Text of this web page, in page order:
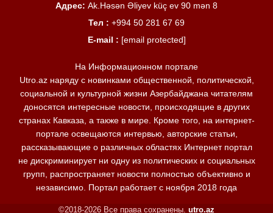
Адрес: Ak.Həsən Əliyev küç ev 90 mən 8
Тел : +994 50 281 67 69
E-mail : [email protected]
На Информационном портале
Utro.az наряду с новинками общественной, политической,
социальной и культурной жизни Азербайджана читателям
доносятся интересные новости, происходящие в других
странах Кавказа, а также в мире. Кроме того, на интернет-
портале освещаются интервью, авторские статьи,
рассказывающие о различных областях Интернет портал
не дискриминирует ни одну из политических и социальных
групп, распространяет новости полностью объективно и
независимо. Портал работает с ноября 2018 года
©2018-2026 Все права сохранены. utro.az